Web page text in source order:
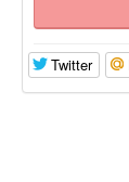
Twitter